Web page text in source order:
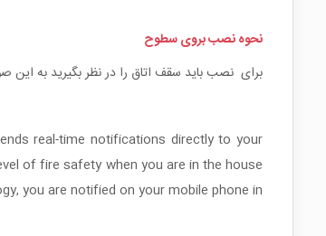
نحوه نصب بروی سطوح
برای نصب باید سقف اتاق را در نظر بگیرید به این صورت که فاصله از لامپ و روشنایی حداقل
real-time notifications directly to your
of fire safety when you are in the house
you are notified on your mobile phone in